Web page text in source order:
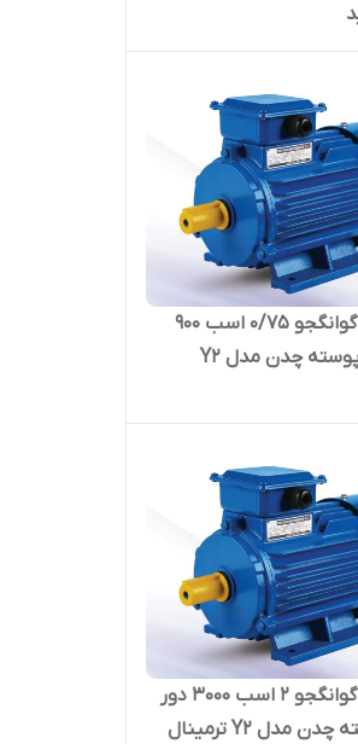
الکتروموتور گوانگجو 0/75 اسب 900
دور سه فاز پوسته چدن مدل Y2
الکتروموتور گوانگجو 2 اسب 3000 دور
سه فاز پوسته چدن مدل Y2 ترمینال